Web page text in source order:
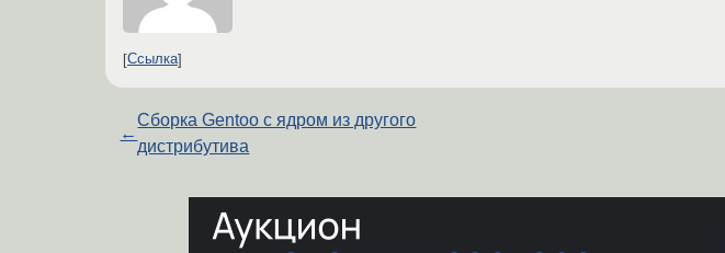
Ссылка
←
Сборка Gentoo с ядром из другого
дистрибутива